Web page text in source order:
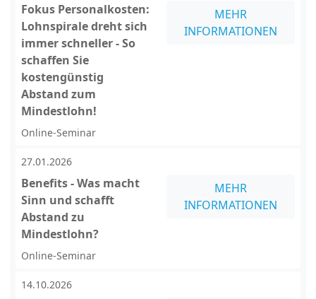
Fokus Personalkosten:
Lohnspirale dreht sich
immer schneller - So
schaffen Sie
kostengünstig
Abstand zum
Mindestlohn!
MEHR
INFORMATIONEN
Online-Seminar
27.01.2026
Benefits - Was macht
Sinn und schafft
Abstand zu
Mindestlohn?
MEHR
INFORMATIONEN
Online-Seminar
14.10.2026